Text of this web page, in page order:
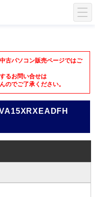
古パソコン販売ページではご
るお問い合せは
のでご了承ください。